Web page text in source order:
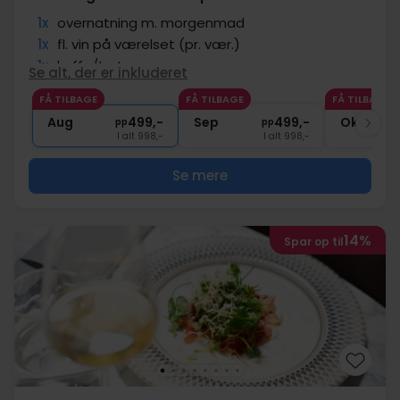
1x overnatning m. morgenmad
1x fl. vin på værelset (pr. vær.)
1x kaffe/te to go
∞ Gratis parkering ved hotellet
∞ Gratis wifi
Se alt, der er inkluderet
FÅ TILBAGE
Aug pp499,-
I alt 998,-
FÅ TILBAGE
Sep pp499,-
I alt 998,-
FÅ TILBAGE
Okt
Se mere
Spar op til14%